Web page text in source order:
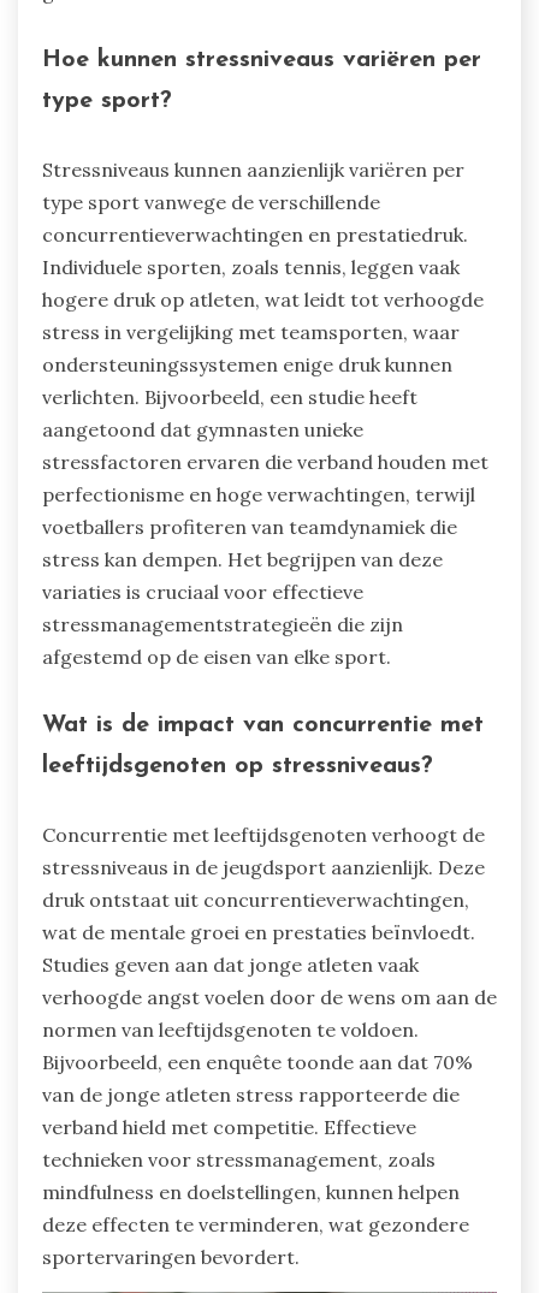
Hoe kunnen stressniveaus variëren per
type sport?
Stressniveaus kunnen aanzienlijk variëren per
type sport vanwege de verschillende
concurrentieverwachtingen en prestatiedruk.
Individuele sporten, zoals tennis, leggen vaak
hogere druk op atleten, wat leidt tot verhoogde
stress in vergelijking met teamsporten, waar
ondersteuningssystemen enige druk kunnen
verlichten. Bijvoorbeeld, een studie heeft
aangetoond dat gymnasten unieke
stressfactoren ervaren die verband houden met
perfectionisme en hoge verwachtingen, terwijl
voetballers profiteren van teamdynamiek die
stress kan dempen. Het begrijpen van deze
variaties is cruciaal voor effectieve
stressmanagementstrategieën die zijn
afgestemd op de eisen van elke sport.
Wat is de impact van concurrentie met
leeftijdsgenoten op stressniveaus?
Concurrentie met leeftijdsgenoten verhoogt de
stressniveaus in de jeugdsport aanzienlijk. Deze
druk ontstaat uit concurrentieverwachtingen,
wat de mentale groei en prestaties beïnvloedt.
Studies geven aan dat jonge atleten vaak
verhoogde angst voelen door de wens om aan de
normen van leeftijdsgenoten te voldoen.
Bijvoorbeeld, een enquête toonde aan dat 70%
van de jonge atleten stress rapporteerde die
verband hield met competitie. Effectieve
technieken voor stressmanagement, zoals
mindfulness en doelstellingen, kunnen helpen
deze effecten te verminderen, wat gezondere
sportervaringen bevordert.